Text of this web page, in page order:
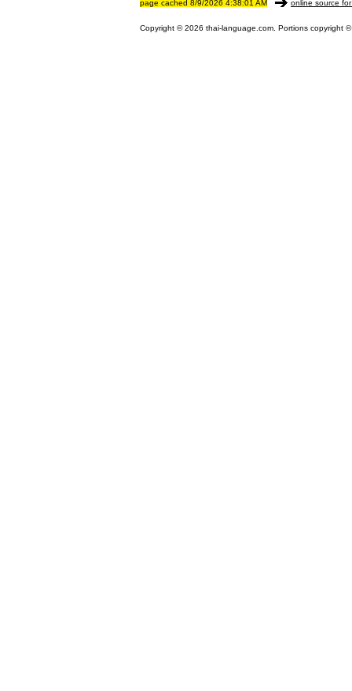
page cached 8/9/2026 4:38:01 AM online source
Copyright © 2026 thai-language.com. Portions copyright